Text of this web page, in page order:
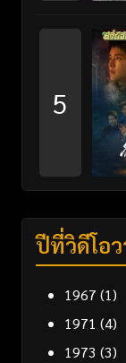
5
ปีที่วิดีโอ
1967 (1)
1971 (4)
1973 (3)